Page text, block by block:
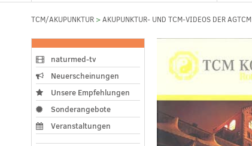
TCM/AKUPUNKTUR >AKUPUNKTUR- UND TCM-VIDEOS DER AGTCM
naturmed-tv
Neuerscheinungen
Unsere Empfehlungen
Sonderangebote
Veranstaltungen